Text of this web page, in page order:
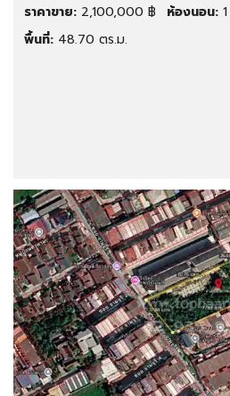
ราคาขาย: 2,100,000 ฿ ห้องนอน: 1
พื้นที่: 48.70 ตร.ม.